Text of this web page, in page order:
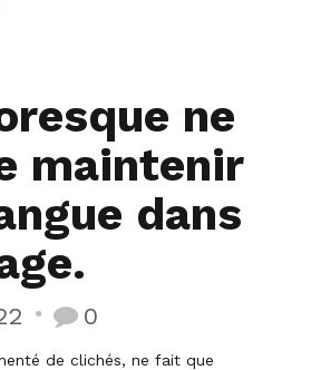
ne
maintenir
dans
0
de clichés, ne fait que